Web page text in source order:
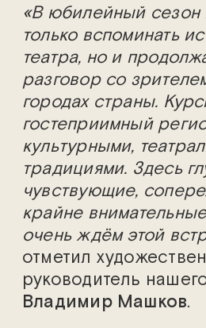
«В юбилейный сезон
только вспоминать
театра, но и
разговор со
городах страны.
гостеприимный
культурными,
традициями. Здесь
чувствующие,
крайне
очень ждём этой
отметил
руководитель
Владимир Машков.